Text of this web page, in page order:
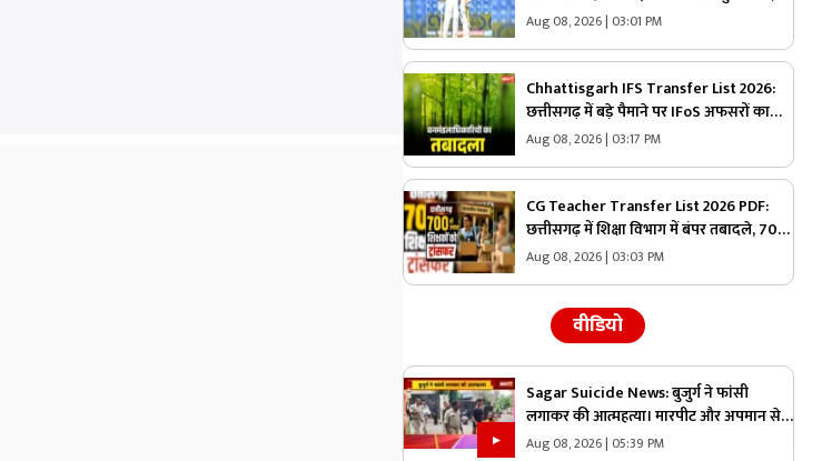
बुमराह के बाद अब ये मैच विनर खिलाड़ी हुआ
Aug 08, 2026 | 03:01 PM
Chhattisgarh IFS Transfer List 2026:
छत्तीसगढ़ में बड़े पैमाने पर IFoS अफसरों का
तबादला.. भावसे जितेंद्र उपाध्याय को कटघोरा
Aug 08, 2026 | 03:17 PM
CG Teacher Transfer List 2026 PDF:
छत्तीसगढ़ में शिक्षा विभाग में बंपर तबादले, 700
से अधिक शिक्षकों-प्रधान पाठकों का ट्रांसफर
Aug 08, 2026 | 03:03 PM
वीडियो
Sagar Suicide News: बुजुर्ग ने फांसी
लगाकर की आत्महत्या। मारपीट और अपमान से
आहत होकर लगाई फांसी
Aug 08, 2026 | 05:39 PM